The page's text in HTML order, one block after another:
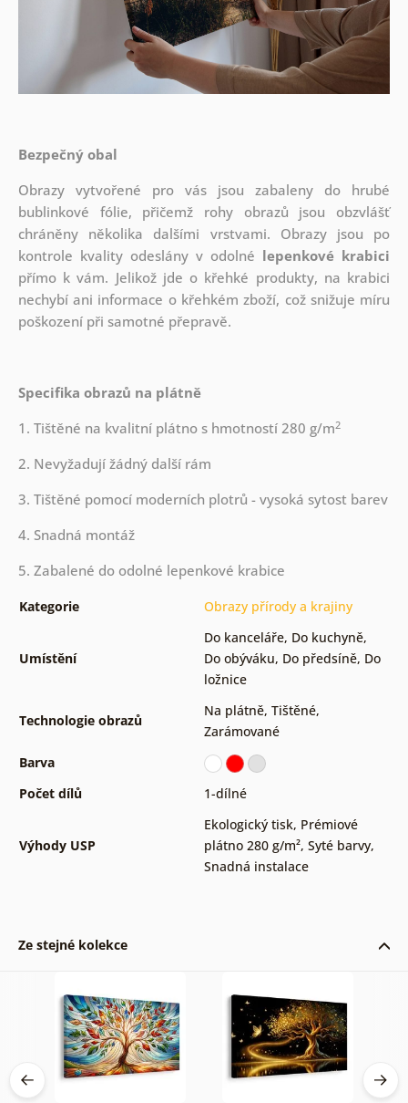
Bezpečný obal
Obrazy vytvořené pro vás jsou zabaleny do hrubé
bublinkové fólie, přičemž rohy obrazů jsou obzvlášť
chráněny několika dalšími vrstvami. Obrazy jsou po
kontrole kvality odeslány v odolné lepenkové krabici
přímo k vám. Jelikož jde o křehké produkty, na krabici
nechybí ani informace o křehkém zboží, což snižuje míru
poškození při samotné přepravě.
Specifika obrazů na plátně
1. Tištěné na kvalitní plátno s hmotností 280 g/m2
2. Nevyžadují žádný další rám
3. Tištěné pomocí moderních plotrů - vysoká sytost barev
4. Snadná montáž
5. Zabalené do odolné lepenkové krabice
Kategorie Obrazy přírody a krajiny
Umístění
Do kanceláře, Do kuchyně,
Do obýváku, Do předsíně, Do
ložnice
Technologie obrazů
Na plátně, Tištěné,
Zarámované
Barva
Počet dílů
1-dílné
Výhody USP
Ekologický tisk, Prémiové
plátno 280 g/m², Syté barvy,
Snadná instalace
Ze stejné kolekce